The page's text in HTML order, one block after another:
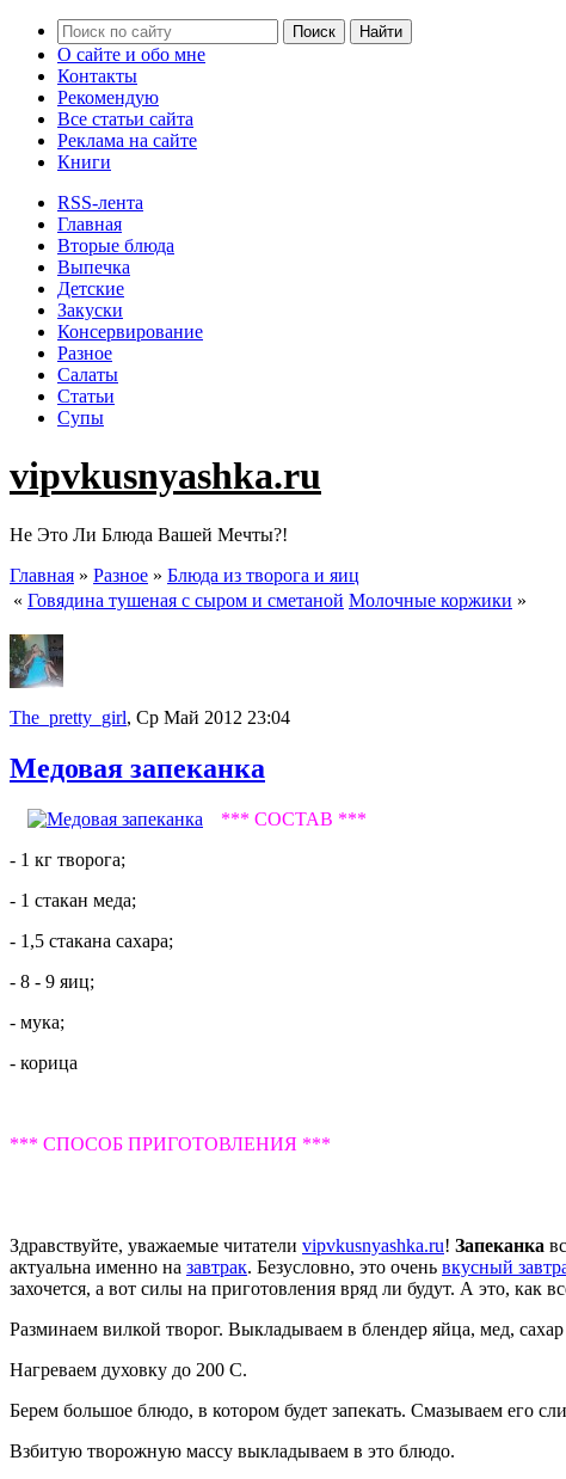
О сайте и обо мне
Контакты
Рекомендую
Все статьи сайта
Реклама на сайте
Книги
RSS-лента
Главная
Вторые блюда
Выпечка
Детские
Закуски
Консервирование
Разное
Салаты
Статьи
Супы
vipvkusnyashka.ru
Не Это Ли Блюда Вашей Мечты?!
Главная » Разное » Блюда из творога и яиц
« Говядина тушеная с сыром и сметаной Молочные коржики »
The_pretty_girl, Ср Май 2012 23:04
Медовая запеканка
*** СОСТАВ ***
- 1 кг творога;
- 1 стакан меда;
- 1,5 стакана сахара;
- 8 - 9 яиц;
- мука;
- корица
*** СПОСОБ ПРИГОТОВЛЕНИЯ ***
Здравствуйте, уважаемые читатели vipvkusnyashka.ru! Запеканка
актуальна именно на завтрак. Безусловно, это очень вкусный
захочется, а вот силы на приготовления вряд ли будут. А это, как
Разминаем вилкой творог. Выкладываем в блендер яйца, мед,
Нагреваем духовку до 200 С.
Берем большое блюдо, в котором будет запекать. Смазываем его
Взбитую творожную массу выкладываем в это блюдо.